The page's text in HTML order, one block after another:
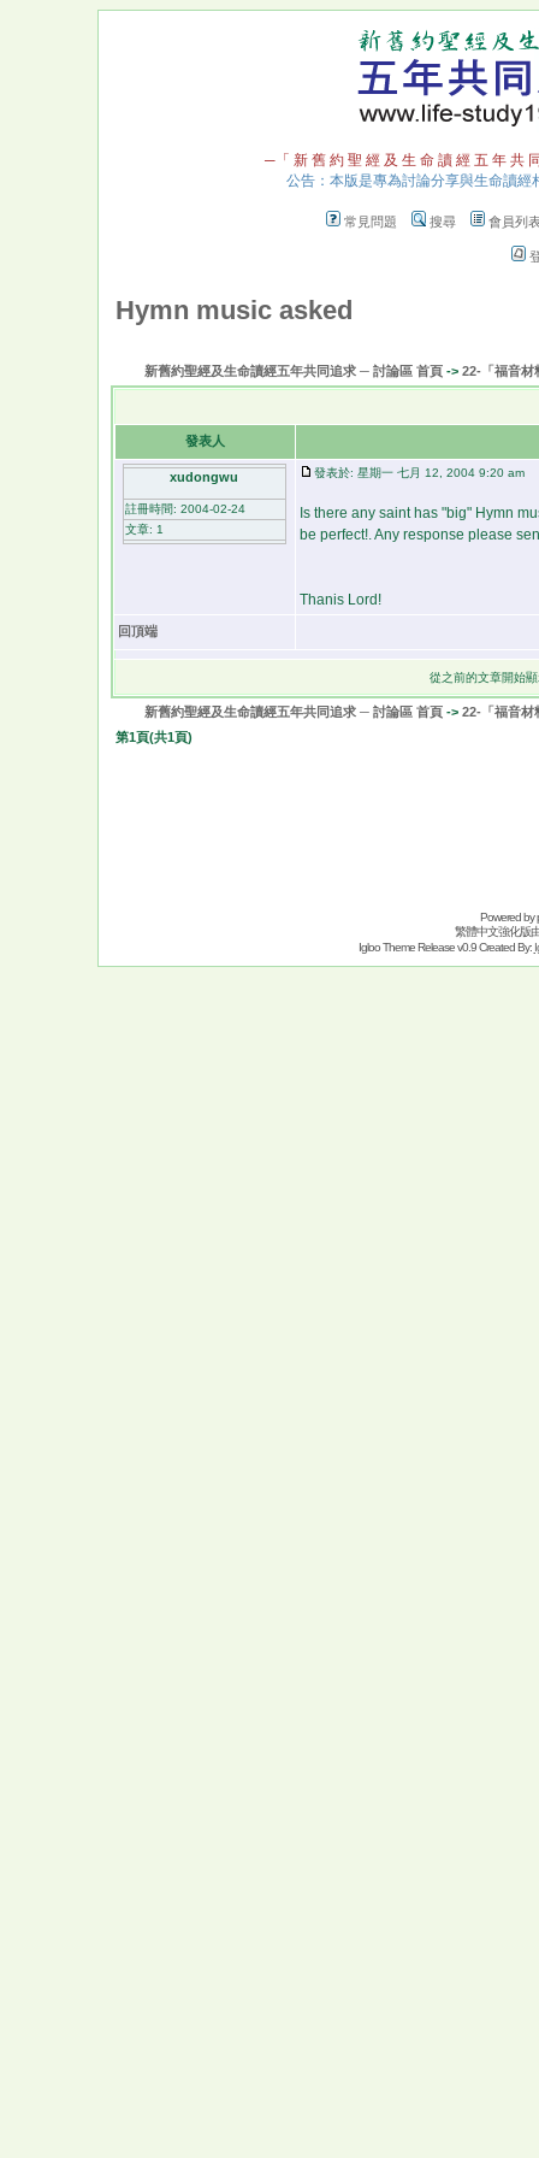
─「 新 舊 約 聖 經 及 生 命 讀 經 五 年 共
公告：本版是專為討論分享與生命讀
常見問題 搜尋 會員列
Hymn music asked
新舊約聖經及生命讀經五年共同追求 ─ 討論區 首頁-> 22-「福音材
發表人
xudongwu
註冊時間: 2004-02-24
文章: 1
發表於: 星期一 七月 12, 2004 9:20 am
Is there any saint has "big" Hymn
be perfect!. Any response please
Thanis Lord!
回頂端
從之前的文章開始
新舊約聖經及生命讀經五年共同追求 ─ 討論區 首頁-> 22-「福音材
第1頁(共1頁)
Powered by
繁體中文強化版
Igloo Theme Release v0.9 Created By: